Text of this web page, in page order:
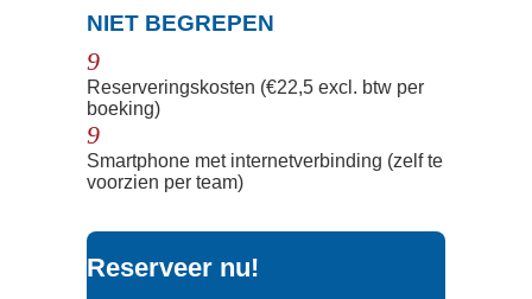
NIET BEGREPEN
9
Reserveringskosten (€22,5 excl. btw per
boeking)
9
Smartphone met internetverbinding (zelf te
voorzien per team)
Reserveer nu!